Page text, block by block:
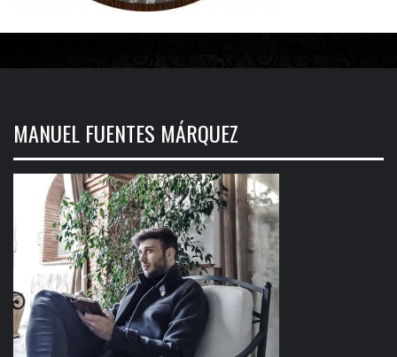
MANUEL FUENTES MÁRQUEZ